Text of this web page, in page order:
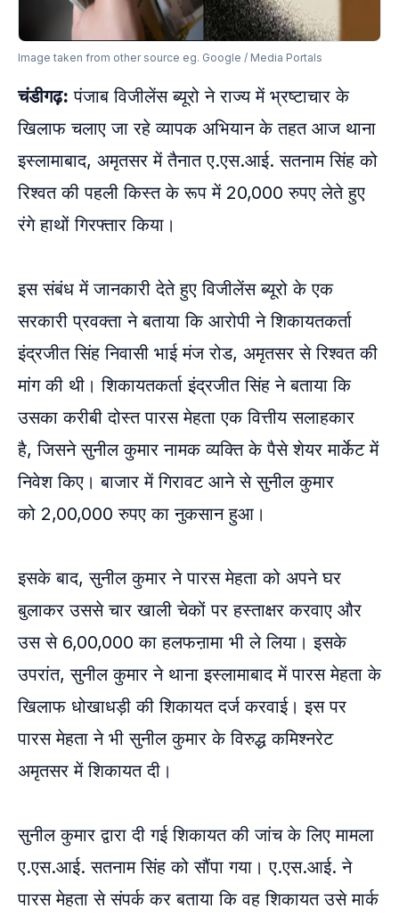
Image taken from other source eg. Google / Media Portals
चंडीगढ़: पंजाब विजीलेंस ब्यूरो ने राज्य में भ्रष्टाचार के
खिलाफ चलाए जा रहे व्यापक अभियान के तहत आज थाना
इस्लामाबाद, अमृतसर में तैनात ए.एस.आई. सतनाम सिंह को
रिश्वत की पहली किस्त के रूप में 20,000 रुपए लेते हुए
रंगे हाथों गिरफ्तार किया।
इस संबंध में जानकारी देते हुए विजीलेंस ब्यूरो के एक
सरकारी प्रवक्ता ने बताया कि आरोपी ने शिकायतकर्ता
इंद्रजीत सिंह निवासी भाई मंज रोड, अमृतसर से रिश्वत की
मांग की थी। शिकायतकर्ता इंद्रजीत सिंह ने बताया कि
उसका करीबी दोस्त पारस मेहता एक वित्तीय सलाहकार
है, जिसने सुनील कुमार नामक व्यक्ति के पैसे शेयर मार्केट में
निवेश किए। बाजार में गिरावट आने से सुनील कुमार
को 2,00,000 रुपए का नुकसान हुआ।
इसके बाद, सुनील कुमार ने पारस मेहता को अपने घर
बुलाकर उससे चार खाली चेकों पर हस्ताक्षर करवाए और
उस से 6,00,000 का हलफऩामा भी ले लिया। इसके
उपरांत, सुनील कुमार ने थाना इस्लामाबाद में पारस मेहता के
खिलाफ धोखाधड़ी की शिकायत दर्ज करवाई। इस पर
पारस मेहता ने भी सुनील कुमार के विरुद्ध कमिश्नरेट
अमृतसर में शिकायत दी।
सुनील कुमार द्वारा दी गई शिकायत की जांच के लिए मामला
ए.एस.आई. सतनाम सिंह को सौंपा गया। ए.एस.आई. ने
पारस मेहता से संपर्क कर बताया कि वह शिकायत उसे मार्क